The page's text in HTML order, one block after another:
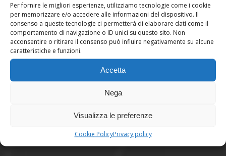
Per fornire le migliori esperienze, utilizziamo tecnologie come i cookie
per memorizzare e/o accedere alle informazioni del dispositivo. Il
consenso a queste tecnologie ci permetterà di elaborare dati come il
comportamento di navigazione o ID unici su questo sito. Non
acconsentire o ritirare il consenso può influire negativamente su alcune
caratteristiche e funzioni.
Accetta
Nega
Visualizza le preferenze
Cookie PolicyPrivacy policy
Prezzo al kg 21,90 €
109,50€ - 153,30 €
SCEGLI